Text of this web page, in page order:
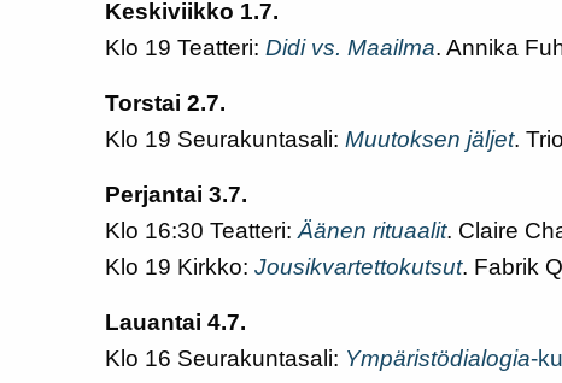
Keskiviikko 1.7.
Klo 19 Teatteri: Didi vs. Maailma. Annika
Torstai 2.7.
Klo 19 Seurakuntasali: Muutoksen jäljet.
Perjantai 3.7.
Klo 16:30 Teatteri: Äänen rituaalit. Claire
Klo 19 Kirkko: Jousikvartettokutsut. Fabrik
Lauantai 4.7.
Klo 16 Seurakuntasali: Ympäristödialogia-